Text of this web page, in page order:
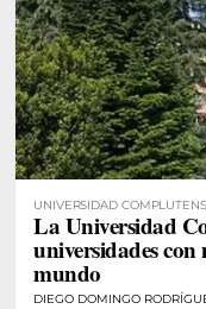
UNIVERSIDAD
La Universidad
universidades
mundo
DIEGO DOMINGO